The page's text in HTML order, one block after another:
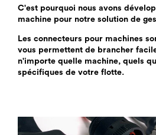
C'est pourquoi nous avons
machine pour notre solution de
Les connecteurs pour machines
vous permettent de brancher
n'importe quelle machine, quels
spécifiques de votre flotte.